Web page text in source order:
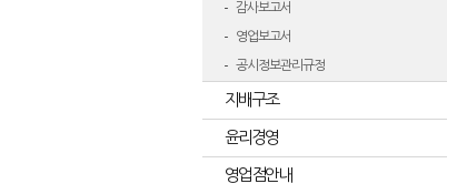
감사보고서
영업보고서
공시정보관리규정
지배구조
윤리경영
영업점안내